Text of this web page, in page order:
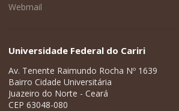
Webmail
Universidade Federal do Cariri
Av. Tenente Raimundo Rocha Nº 1639
Bairro Cidade Universitária
Juazeiro do Norte - Ceará
CEP 63048-080